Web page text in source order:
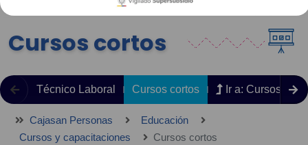
Cursos cortos
Técnico Laboral Cursos cortos Ir a: Cursos y
Cajasan Personas
Educación
Cursos y capacitaciones
Cursos cortos